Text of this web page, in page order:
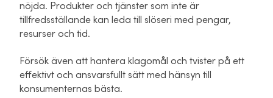
nöjda. Produkter och tjänster som inte är
tillfredsställande kan leda till slöseri med pengar,
resurser och tid.
Försök även att hantera klagomål och tvister på ett
effektivt och ansvarsfullt sätt med hänsyn till
konsumenternas bästa.